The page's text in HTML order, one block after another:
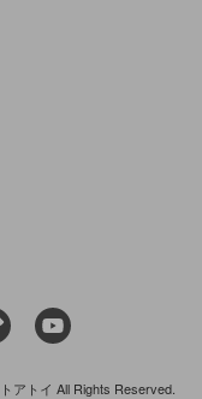
アトイ All Rights Reserved.